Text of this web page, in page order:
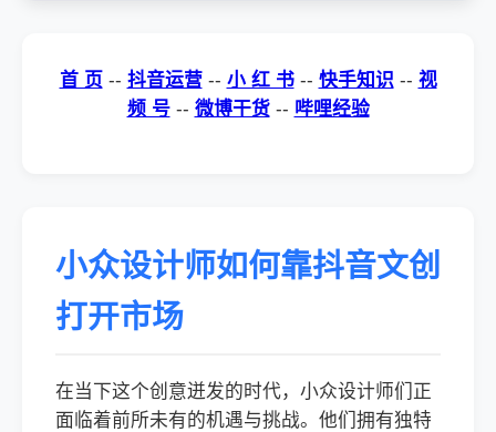
首 页 -- 抖音运营 -- 小 红 书 -- 快手知识 -- 视
频 号 -- 微博干货 -- 哔哩经验
小众设计师如何靠抖音文创
打开市场
在当下这个创意迸发的时代，小众设计师们正
面临着前所未有的机遇与挑战。他们拥有独特